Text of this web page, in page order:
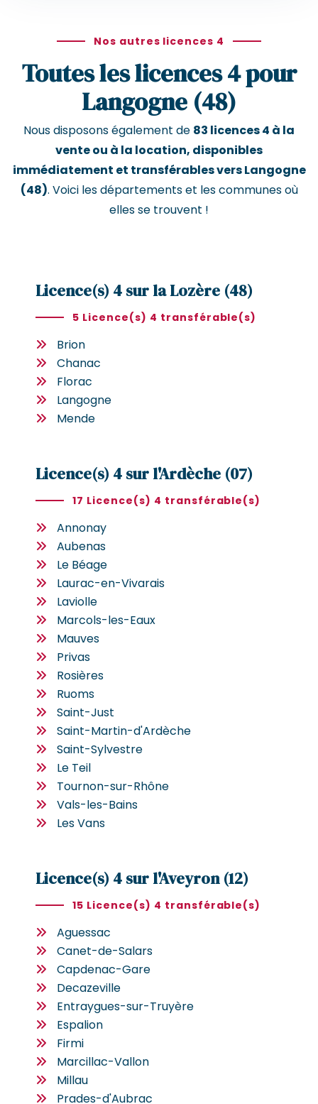
Nos autres licences 4
Toutes les licences 4 pour
Langogne (48)
Nous disposons également de 83 licences 4 à la
vente ou à la location, disponibles
immédiatement et transférables vers Langogne
(48). Voici les départements et les communes où
elles se trouvent !
Licence(s) 4 sur la Lozère (48)
5 Licence(s) 4 transférable(s)
Brion
Chanac
Florac
Langogne
Mende
Licence(s) 4 sur l'Ardèche (07)
17 Licence(s) 4 transférable(s)
Annonay
Aubenas
Le Béage
Laurac-en-Vivarais
Laviolle
Marcols-les-Eaux
Mauves
Privas
Rosières
Ruoms
Saint-Just
Saint-Martin-d'Ardèche
Saint-Sylvestre
Le Teil
Tournon-sur-Rhône
Vals-les-Bains
Les Vans
Licence(s) 4 sur l'Aveyron (12)
15 Licence(s) 4 transférable(s)
Aguessac
Canet-de-Salars
Capdenac-Gare
Decazeville
Entraygues-sur-Truyère
Espalion
Firmi
Marcillac-Vallon
Millau
Prades-d'Aubrac